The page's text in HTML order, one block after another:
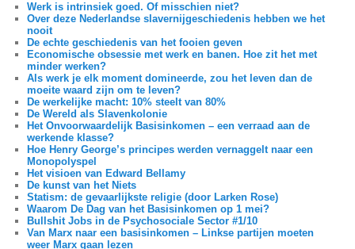
Werk is intrinsiek goed. Of misschien niet?
Over deze Nederlandse slavernijgeschiedenis hebben we het
nooit
De echte geschiedenis van het fooien geven
Economische obsessie met werk en banen. Hoe zit het met
minder werken?
Als werk je elk moment domineerde, zou het leven dan de
moeite waard zijn om te leven?
De werkelijke macht: 10% steelt van 80%
De Wereld als Slavenkolonie
Het Onvoorwaardelijk Basisinkomen – een verraad aan de
werkende klasse?
Hoe Henry George’s principes werden vernaggelt naar een
Monopolyspel
Het visioen van Edward Bellamy
De kunst van het Niets
Statism: de gevaarlijkste religie (door Larken Rose)
Waarom De Dag van het Basisinkomen op 1 mei?
Bullshit Jobs in de Psychosociale Sector #1/10
Van Marx naar een basisinkomen – Linkse partijen moeten
weer Marx gaan lezen